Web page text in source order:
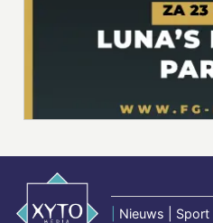
Nieuws | Sport